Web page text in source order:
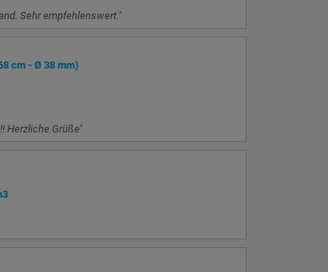
Sehr empfehlenswert."
cm - Ø 38 mm)
Herzliche Grüße"